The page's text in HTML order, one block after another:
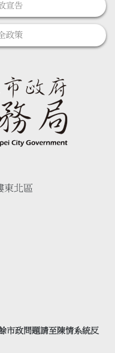
宣告
政策
東北區
市政問題請至陳情系統反